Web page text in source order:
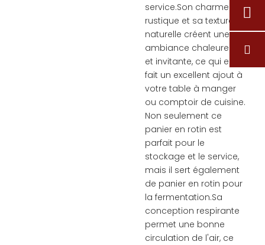
service.Son charme
rustique et sa texture
naturelle créent une
ambiance chaleureuse
et invitante, ce qui en
fait un excellent ajout à
votre table à manger
ou comptoir de cuisine.
Non seulement ce
panier en rotin est
parfait pour le
stockage et le service,
mais il sert également
de panier en rotin pour
la fermentation.Sa
conception respirante
permet une bonne
circulation de l'air, ce